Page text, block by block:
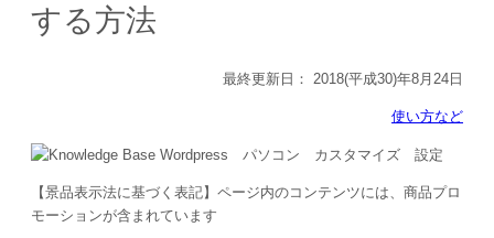
する方法
最終更新日： 2018(平成30)年8月24日
使い方など
【景品表示法に基づく表記】ページ内のコンテンツには、商品プロ
モーションが含まれています